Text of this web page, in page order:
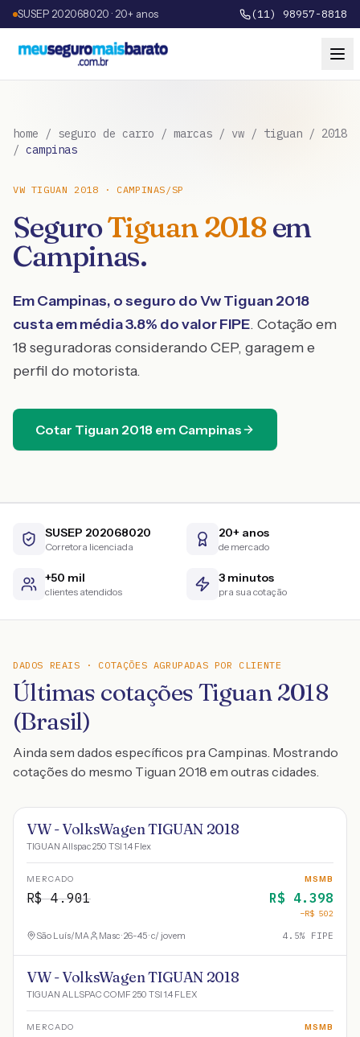
SUSEP 202068020 · 20+ anos (11) 98957-8818
home / seguro de carro / marcas / vw / tiguan / 2018
/ campinas
VW TIGUAN 2018 · CAMPINAS /SP
SeguroTiguan2018em
Campinas.
EmCampinas, o seguro doVwTiguan 2018
custa em média3.8% do valor FIPE. Cotação em
18 seguradoras considerando CEP, garagem e
perfil do motorista.
Cotar Tiguan 2018 em Campinas
SUSEP 202068020
Corretora licenciada
20+ anos
de mercado
+50 mil
clientes atendidos
3 minutos
pra sua cotação
DADOS REAIS · COTAÇÕES AGRUPADAS POR CLIENTE
Últimas cotações Tiguan 2018
(Brasil)
Ainda sem dados específicos pra Campinas. Mostrando
cotações do mesmo Tiguan 2018 em outras cidades.
VW - VolksWagen TIGUAN 2018
TIGUAN Allspac 250 TSI 1.4 Flex
MERCADO
R$4.901
MSMB
R$ 4.398
−R$ 502
São Luís/MA Masc · 26-45 · c/ jovem 4.5% FIPE
VW - VolksWagen TIGUAN 2018
TIGUAN ALLSPAC COMF 250 TSI 1.4 FLEX
MERCADO MSMB